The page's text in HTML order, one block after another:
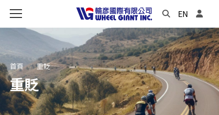
EN
首頁 重貶
重貶